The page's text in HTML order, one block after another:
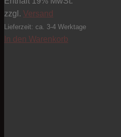
zzgl. Versand
Lieferzeit: ca. 3-4 Werktage
In den Warenkorb